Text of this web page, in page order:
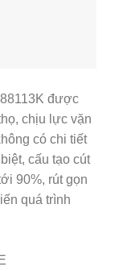
được
chịu lực vặn
có chi tiết
cấu tạo cút
90%, rút gọn
quá trình